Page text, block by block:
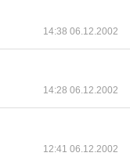
14:38 06.12.2002
14:28 06.12.2002
12:41 06.12.2002